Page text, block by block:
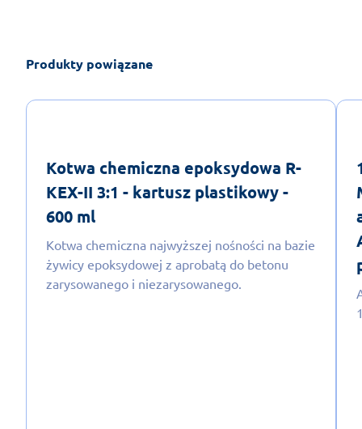
Produkty powiązane
Kotwa chemiczna epoksydowa R-
KEX-II 3:1 - kartusz plastikowy -
600 ml
Kotwa chemiczna najwyższej nośności na bazie
żywicy epoksydowej z aprobatą do betonu
zarysowanego i niezarysowanego.